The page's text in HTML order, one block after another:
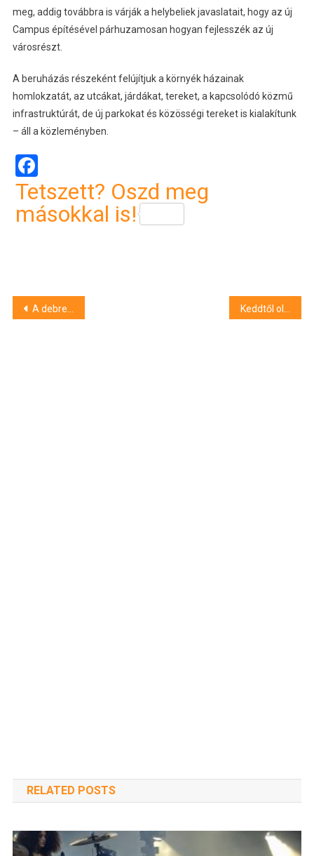
meg, addig továbbra is várják a helybeliek javaslatait, hogy az új
Campus építésével párhuzamosan hogyan fejlesszék az új
városrészt.
A beruházás részeként felújítjuk a környék házainak
homlokzatát, az utcákat, járdákat, tereket, a kapcsolódó közmű
infrastruktúrát, de új parkokat és közösségi tereket is kialakítunk
– áll a közleményben.
Facebook
Tetszett? Oszd meg
másokkal is!
Bejegyzés
A debreceni milliárdosok nem segítenek, Papp Lászlót is hiába várják a Petőfi téri ételosztásokra
RELATED POSTS